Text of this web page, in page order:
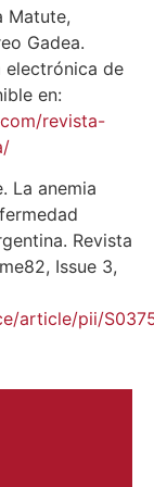
Matute,
Gadea.
electrónica de
en:
revista-
La anemia
Revista
Issue 3,
article/pii/